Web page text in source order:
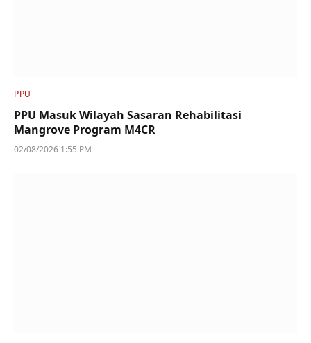
PPU
PPU Masuk Wilayah Sasaran Rehabilitasi
Mangrove Program M4CR
02/08/2026 1:55 PM